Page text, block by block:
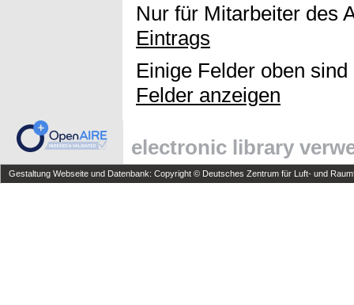
Nur für Mitarbeiter des
Eintrags
Einige Felder oben
Felder anzeigen
electronic library
Gestaltung Webseite und Datenbank: Copyright © Deutsches Zentrum für Luft- und